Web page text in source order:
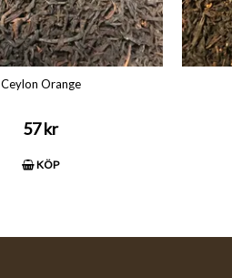
Ceylon Orange
57 kr
KÖP